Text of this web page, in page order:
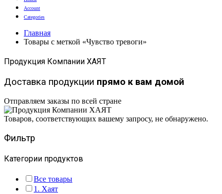
Account
Categories
Главная
Товары с меткой «Чувство тревоги»
Продукция Компании ХАЯТ
Доставка продукции прямо к вам домой
Отправляем заказы по всей стране
Товаров, соответствующих вашему запросу, не обнаружено.
Фильтр
Категории продуктов
Все товары
1. Хаят